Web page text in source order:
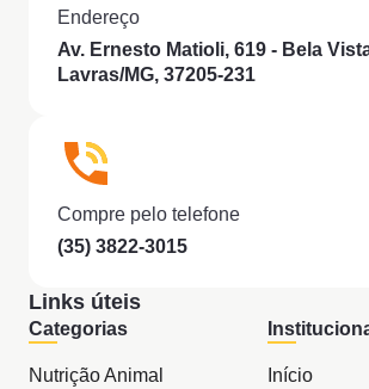
Endereço
Av. Ernesto Matioli, 619 - Bela
Lavras/MG, 37205-231
Compre pelo telefone
(35) 3822-3015
Links úteis
Categorias
Nutrição Animal Início